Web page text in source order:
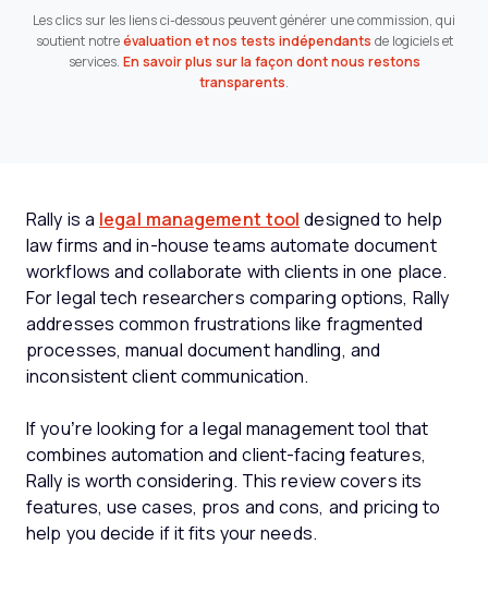
Les clics sur les liens ci-dessous peuvent générer une commission, qui
soutient notre évaluation et nos tests indépendants de logiciels et
services. En savoir plus sur la façon dont nous restons
transparents.
Rally is a legal management tool designed to help
law firms and in-house teams automate document
workflows and collaborate with clients in one place.
For legal tech researchers comparing options, Rally
addresses common frustrations like fragmented
processes, manual document handling, and
inconsistent client communication.
If you’re looking for a legal management tool that
combines automation and client-facing features,
Rally is worth considering. This review covers its
features, use cases, pros and cons, and pricing to
help you decide if it fits your needs.